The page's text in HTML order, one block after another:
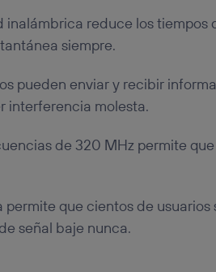
reduce los tiempos
siempre.
pueden enviar y recibir
interferencia molesta.
de 320 MHz permite
que cientos de usuarios
señal baje nunca.